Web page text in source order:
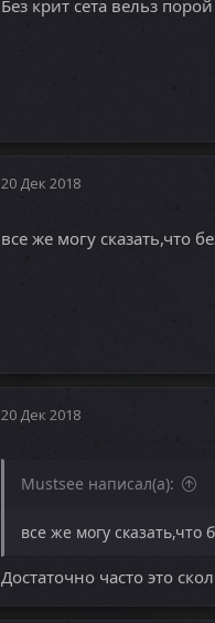
Без крит сета вельз
20 Дек 2018
все же могу сказать,что
20 Дек 2018
Mustsee написал(а):
все же могу сказать,что
Достаточно часто это